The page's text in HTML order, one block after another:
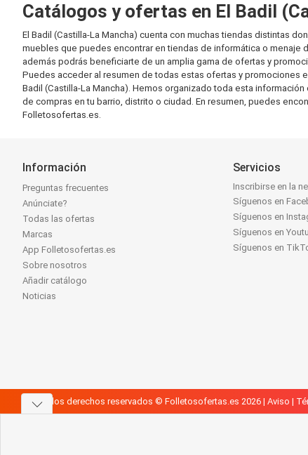
Catálogos y ofertas en El Badil
El Badil (Castilla-La Mancha) cuenta con muchas tiendas distintas
muebles que puedes encontrar en tiendas de informática o menaje
además podrás beneficiarte de un amplia gama de ofertas y
Puedes acceder al resumen de todas estas ofertas y promociones
Badil (Castilla-La Mancha). Hemos organizado toda esta
de compras en tu barrio, distrito o ciudad. En resumen, puedes
Folletosofertas.es.
Información
Preguntas frecuentes
Anúnciate?
Todas las ofertas
Marcas
App Folletosofertas.es
Sobre nosotros
Añadir catálogo
Noticias
Servicios
Inscribirse en la
Síguenos en
Síguenos en
Síguenos en
Síguenos en
Todos los derechos reservados © Folletosofertas.es 2026 | Aviso |